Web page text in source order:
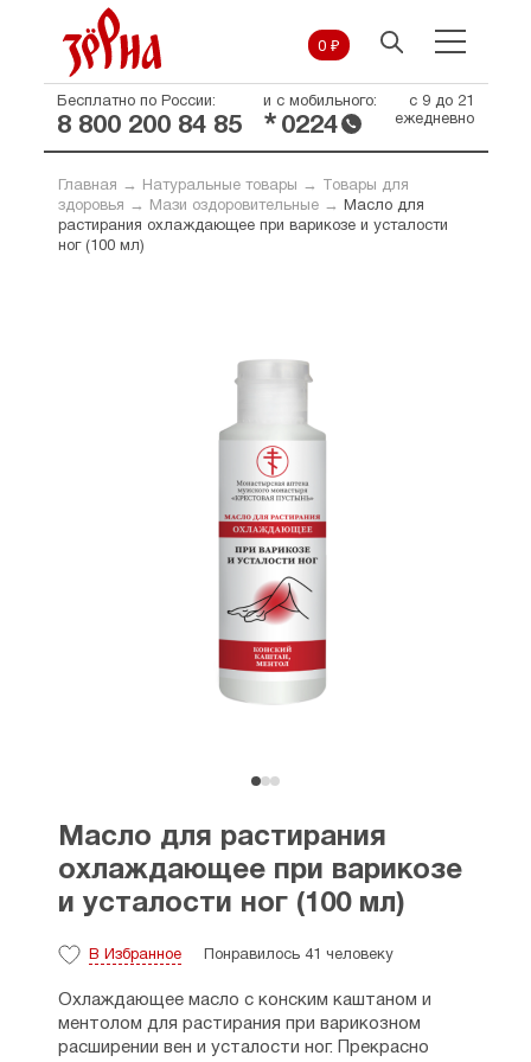
0 ₽
Бесплатно по России:
8 800 200 84 85
и с мобильного:
* 0224
с 9 до 21
ежедневно
Главная → Натуральные товары →
Товары для
здоровья → Мази оздоровительные→
Масло для
растирания охлаждающее при варикозе и усталости
ног (100 мл)
Масло для растирания
охлаждающее при варикозе
и усталости ног (100 мл)
В Избранное Понравилось 41 человеку
Охлаждающее масло с конским каштаном и
ментолом для растирания при варикозном
расширении вен и усталости ног. Прекрасно